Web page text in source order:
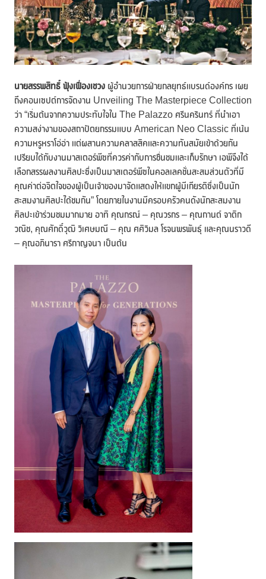
นายสรรพสิทธิ์ ฟุ้งเฟื่องเชวง ผู้อำนวยการฝ่ายกลยุทธ์แบรนด์องค์กร เผย
ถึงคอนเซปต์การจัดงาน Unveiling The Masterpiece Collection
ว่า “เริ่มต้นจากความประทับใจใน The Palazzo ศรีนครินทร์ ที่นำเอา
ความสง่างามของสถาปัตยกรรมแบบ American Neo Classic ที่เน้น
ความหรูหราโอ่อ่า แต่ผสานความคลาสสิคและความทันสมัยเข้าด้วยกัน
เปรียบได้กับงานมาสเตอร์พีซที่ควรค่ากับการชื่นชมและเก็บรักษา เอพีจึงได้
เลือกสรรผลงานศิลปะซึ่งเป็นมาสเตอร์พีซในคอลเลคชั่นสะสมส่วนตัวที่มี
คุณค่าต่อจิตใจของผู้เป็นเจ้าของมาจัดแสดงให้แขกผู้มีเกียรติซึ่งเป็นนัก
สะสมงานศิลปะได้ชมกัน” โดยภายในงานมีครอบครัวคนดังนักสะสมงาน
ศิลปะเข้าร่วมชมมากมาย อาทิ คุณกรณ์ – คุณวรกร – คุณกานต์ จาติก
วณิช, คุณศักดิ์วุฒิ วิเศษมณี – คุณ ศศิวิมล โรจนพรพันธุ์ และคุณนราวดี
– คุณอภินารา ศรีกาญจนา เป็นต้น